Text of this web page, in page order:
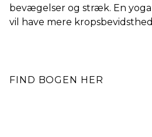
bevægelser og stræk. En
vil have mere
FIND BOGEN HER